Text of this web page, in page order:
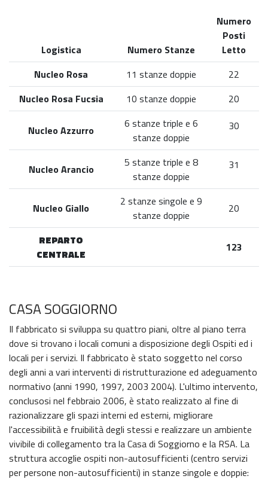
Logistica Numero Stanze
Numero
Posti
Letto
Nucleo Rosa
11 stanze doppie
22
Nucleo Rosa Fucsia
10 stanze doppie 20
Nucleo Azzurro
6 stanze triple e 6
stanze doppie
30
Nucleo Arancio
5 stanze triple e 8
stanze doppie
31
Nucleo Giallo
2 stanze singole e 9
stanze doppie
20
REPARTO
CENTRALE
123
CASA SOGGIORNO
Il fabbricato si sviluppa su quattro piani, oltre al piano terra
dove si trovano i locali comuni a disposizione degli Ospiti ed i
locali per i servizi. Il fabbricato è stato soggetto nel corso
degli anni a vari interventi di ristrutturazione ed adeguamento
normativo (anni 1990, 1997, 2003 2004). L'ultimo intervento,
conclusosi nel febbraio 2006, è stato realizzato al fine di
razionalizzare gli spazi interni ed esterni, migliorare
l'accessibilità e fruibilità degli stessi e realizzare un ambiente
vivibile di collegamento tra la Casa di Soggiorno e la RSA. La
struttura accoglie ospiti non-autosufficienti (centro servizi
per persone non-autosufficienti) in stanze singole e doppie: